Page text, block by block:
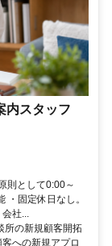
内スタッフ
則として0:00～
・固定休日なし。
社...
所の新規顧客開拓
への新規アプロ